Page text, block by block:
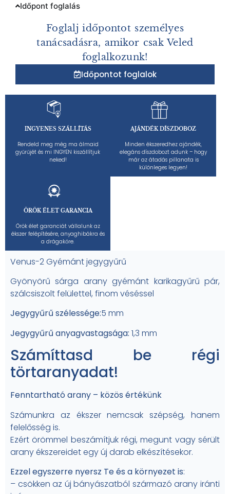
INGYENES SZÁLLÍTÁS
Rendeld meg még ma álmaid
gyűrűjét és mi INGYEN kiszállítjuk
neked!
AJÁNDÉK DÍSZDOBOZ
Minden ékszeredhez ajándék,
elegáns díszdobozt adunk – hogy
már az átadás pillanata is
különleges legyen!
ÖRÖK ÉLET GARANCIA
Örök élet garanciát vállalunk az
ékszer felépítésére, anyaghibákra és
a drágakőre.
Venus-2 Gyémánt jegygyűrű
Gyönyörű sárga arany gyémánt karikagyűrű pár,
szálcsiszolt felülettel, finom véséssel
Jegygyűrű szélessége:5 mm
Jegygyűrű anyagvastagsága: 1,3 mm
Számíttasd be régi
törtaranyadat!
Fenntartható arany – közös értékünk
Számunkra az ékszer nemcsak szépség, hanem
felelősség is.
Ezért örömmel beszámítjuk régi, megunt vagy sérült
arany ékszereidet egy új darab elkészítésekor.
Ezzel egyszerre nyersz Te és a környezet is:
– csökken az új bányászatból származó arany iránti
Időpont foglalás
Foglalj időpontot személyes
tanácsadásra, amikor csak Veled
foglalkozunk!
Időpontot foglalok